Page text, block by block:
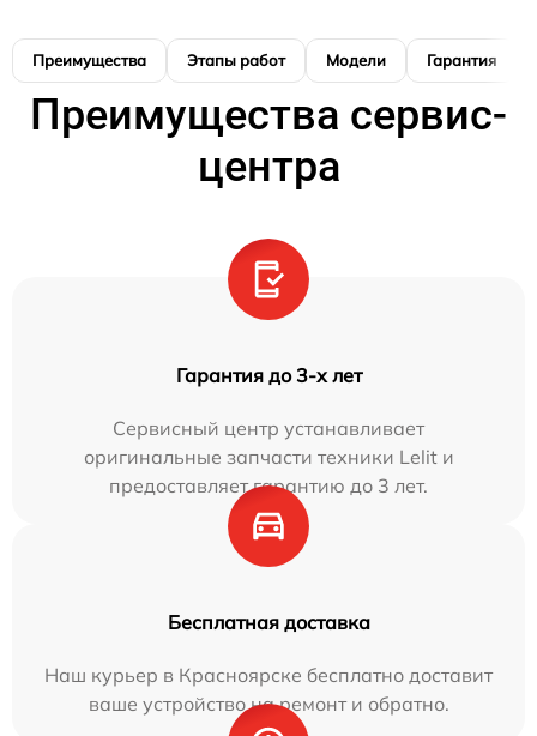
Преимущества Этапы работ Модели Гарантия
Преимущества сервис-
центра
Гарантия до 3-х лет
Сервисный центр устанавливает
оригинальные запчасти техники Lelit и
предоставляет гарантию до 3 лет.
Бесплатная доставка
Наш курьер в Красноярске бесплатно доставит
ваше устройство на ремонт и обратно.